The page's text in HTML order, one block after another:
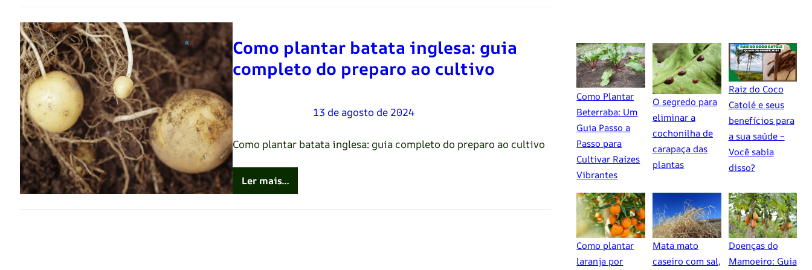
Como plantar batata inglesa: guia
completo do preparo ao cultivo
Renato Oliveira 13 de agosto de 2024
Como plantar batata inglesa: guia completo do preparo ao cultivo
Ler mais…
Como Plantar
Beterraba: Um
Guia Passo a
Passo para
Cultivar Raízes
Vibrantes
O segredo para
eliminar a
cochonilha de
carapaça das
plantas
Raiz do Coco
Catolé e seus
benefícios para
a sua saúde –
Você sabia
disso?
Como plantar
laranja por
Mata mato
caseiro com sal,
Doenças do
Mamoeiro: Guia